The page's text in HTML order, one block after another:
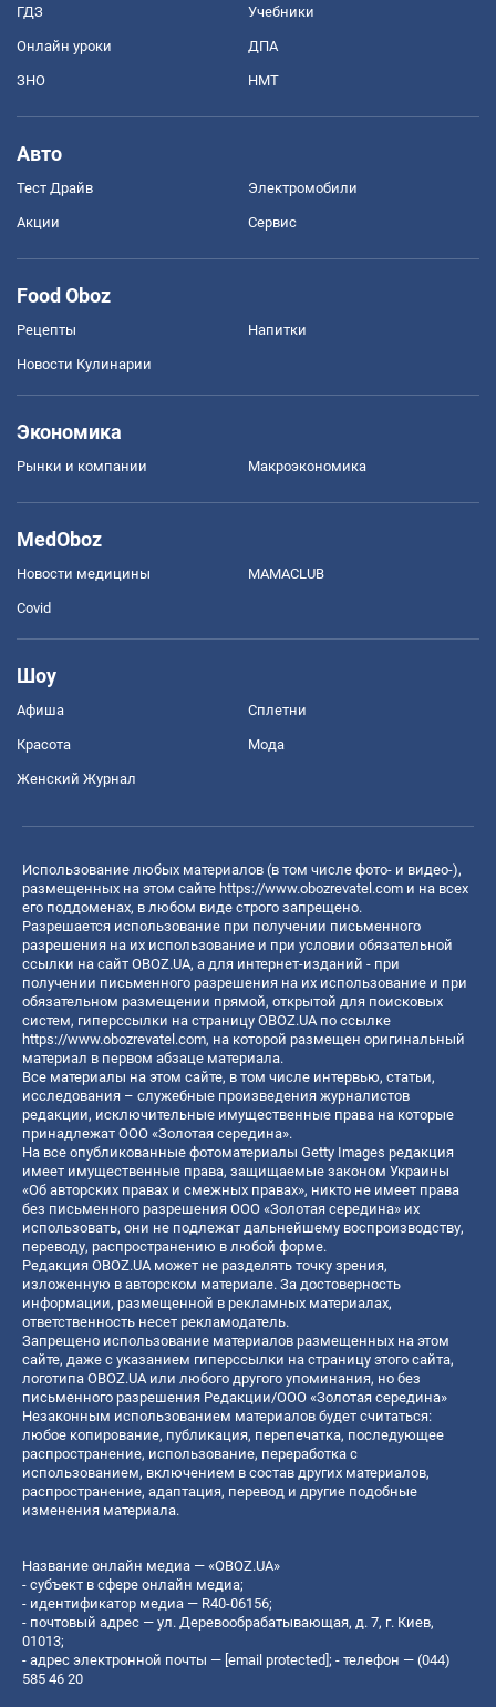
ГДЗ Учебники
Онлайн уроки ДПА
ЗНО НМТ
Авто
Тест Драйв Электромобили
Акции Сервис
Food Oboz
Рецепты Напитки
Новости Кулинарии
Экономика
Рынки и компании Mакроэкономика
MedOboz
Новости медицины MAMACLUB
Covid
Шоу
Афиша Сплетни
Красота Мода
Женский Журнал
Использование любых материалов (в том числе фото- и видео-),
размещенных на этом сайте https://www.obozrevatel.com и на всех
его поддоменах, в любом виде строго запрещено.
Разрешается использование при получении письменного
разрешения на их использование и при условии обязательной
ссылки на сайт OBOZ.UA, а для интернет-изданий - при
получении письменного разрешения на их использование и при
обязательном размещении прямой, открытой для поисковых
систем, гиперссылки на страницу OBOZ.UA по ссылке
https://www.obozrevatel.com, на которой размещен оригинальный
материал в первом абзаце материала.
Все материалы на этом сайте, в том числе интервью, статьи,
исследования – служебные произведения журналистов
редакции, исключительные имущественные права на которые
принадлежат ООО «Золотая середина».
На все опубликованные фотоматериалы Getty Images редакция
имеет имущественные права, защищаемые законом Украины
«Об авторских правах и смежных правах», никто не имеет права
без письменного разрешения ООО «Золотая середина» их
использовать, они не подлежат дальнейшему воспроизводству,
переводу, распространению в любой форме.
Редакция OBOZ.UA может не разделять точку зрения,
изложенную в авторском материале. За достоверность
информации, размещенной в рекламных материалах,
ответственность несет рекламодатель.
Запрещено использование материалов размещенных на этом
сайте, даже с указанием гиперссылки на страницу этого сайта,
логотипа OBOZ.UA или любого другого упоминания, но без
письменного разрешения Редакции/ООО «Золотая середина»
Незаконным использованием материалов будет считаться:
любое копирование, публикация, перепечатка, последующее
распространение, использование, переработка с
использованием, включением в состав других материалов,
распространение, адаптация, перевод и другие подобные
изменения материала.
Название онлайн медиа — «OBOZ.UA»
- субъект в сфере онлайн медиа;
- идентификатор медиа — R40-06156;
- почтовый адрес — ул. Деревообрабатывающая, д. 7, г. Киев,
01013;
- адрес электронной почты — [email protected]; - телефон — (044)
585 46 20